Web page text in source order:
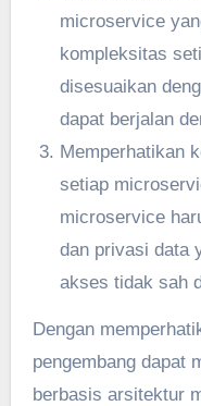
microservice
kompleksitas
disesuaikan
dapat berjalan
Memperhatikan
setiap
microservice
dan privasi data
akses tidak sah
Dengan
pengembang dapat
berbasis arsitektur